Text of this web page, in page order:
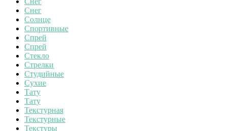
Снег
Солнце
Спортивные
Спрей
Спрей
Стекло
Стрелки
Студийные
Сухие
Тату
Тату
Текстурная
Текстурные
Текстуры